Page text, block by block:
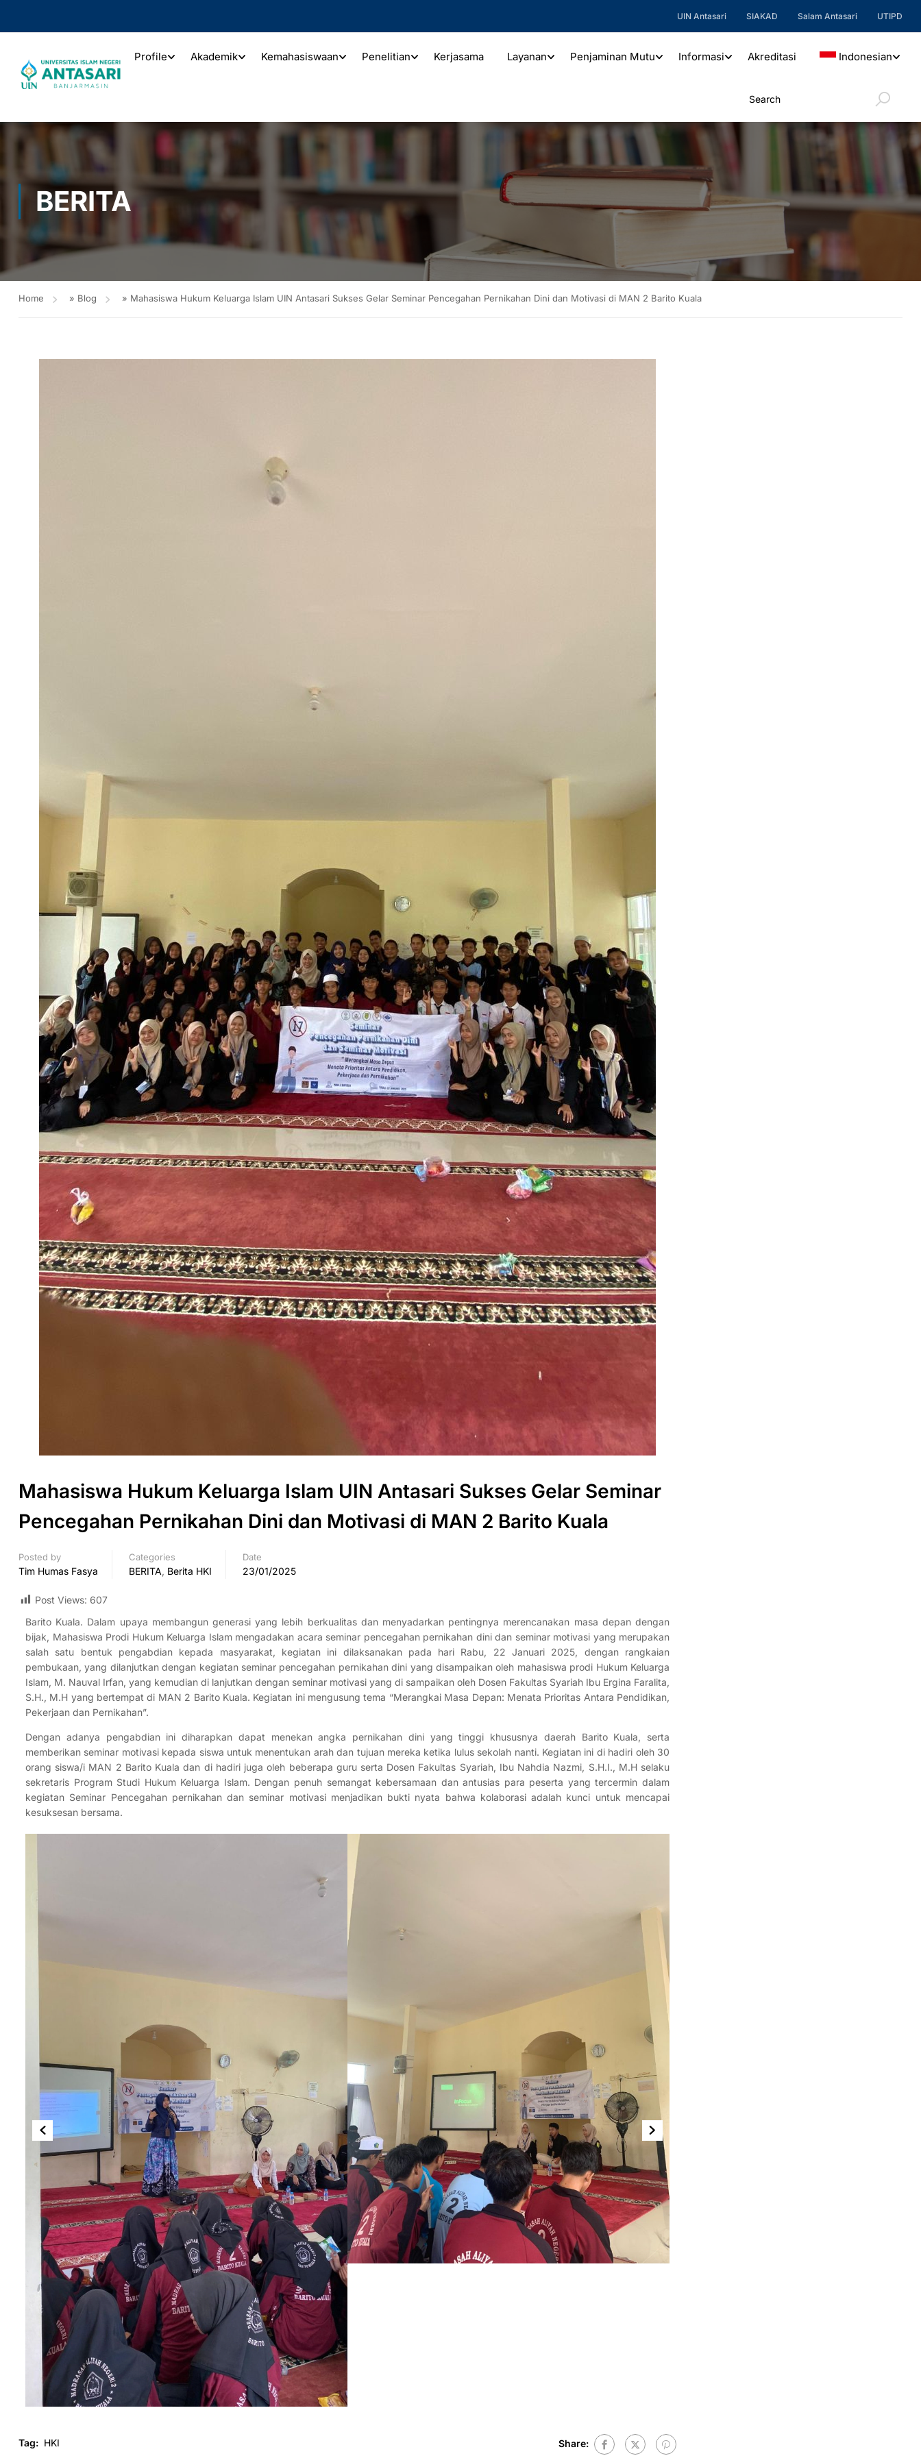
UIN Antasari SIAKAD Salam Antasari UTIPD
Profile Akademik Kemahasiswaan Penelitian Kerjasama Layanan Penjaminan Mutu Informasi Akreditasi Indonesian
BERITA
Home » Blog » Mahasiswa Hukum Keluarga Islam UIN Antasari Sukses Gelar Seminar Pencegahan Pernikahan Dini dan Motivasi di MAN 2 Barito Kuala
Mahasiswa Hukum Keluarga Islam UIN Antasari Sukses Gelar Seminar
Pencegahan Pernikahan Dini dan Motivasi di MAN 2 Barito Kuala
Posted by
Tim Humas Fasya
Categories
BERITA, Berita HKI
Date
23/01/2025
Post Views: 607
Barito Kuala. Dalam upaya membangun generasi yang lebih berkualitas dan menyadarkan pentingnya merencanakan masa depan dengan
bijak, Mahasiswa Prodi Hukum Keluarga Islam mengadakan acara seminar pencegahan pernikahan dini dan seminar motivasi yang merupakan
salah satu bentuk pengabdian kepada masyarakat, kegiatan ini dilaksanakan pada hari Rabu, 22 Januari 2025, dengan rangkaian
pembukaan, yang dilanjutkan dengan kegiatan seminar pencegahan pernikahan dini yang disampaikan oleh mahasiswa prodi Hukum Keluarga
Islam, M. Nauval Irfan, yang kemudian di lanjutkan dengan seminar motivasi yang di sampaikan oleh Dosen Fakultas Syariah Ibu Ergina Faralita,
S.H., M.H yang bertempat di MAN 2 Barito Kuala. Kegiatan ini mengusung tema “Merangkai Masa Depan: Menata Prioritas Antara Pendidikan,
Pekerjaan dan Pernikahan”.
Dengan adanya pengabdian ini diharapkan dapat menekan angka pernikahan dini yang tinggi khususnya daerah Barito Kuala, serta
memberikan seminar motivasi kepada siswa untuk menentukan arah dan tujuan mereka ketika lulus sekolah nanti. Kegiatan ini di hadiri oleh 30
orang siswa/i MAN 2 Barito Kuala dan di hadiri juga oleh beberapa guru serta Dosen Fakultas Syariah, Ibu Nahdia Nazmi, S.H.I., M.H selaku
sekretaris Program Studi Hukum Keluarga Islam. Dengan penuh semangat kebersamaan dan antusias para peserta yang tercermin dalam
kegiatan Seminar Pencegahan pernikahan dan seminar motivasi menjadikan bukti nyata bahwa kolaborasi adalah kunci untuk mencapai
kesuksesan bersama.
Tag: HKI Share: